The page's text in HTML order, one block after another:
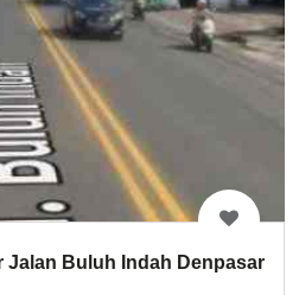
Jalan Buluh Indah Denpasar